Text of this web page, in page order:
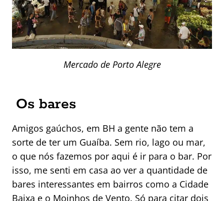
Mercado de Porto Alegre
Os bares
Amigos gaúchos, em BH a gente não tem a
sorte de ter um Guaíba. Sem rio, lago ou mar,
o que nós fazemos por aqui é ir para o bar. Por
isso, me senti em casa ao ver a quantidade de
bares interessantes em bairros como a Cidade
Baixa e o Moinhos de Vento. Só para citar dois